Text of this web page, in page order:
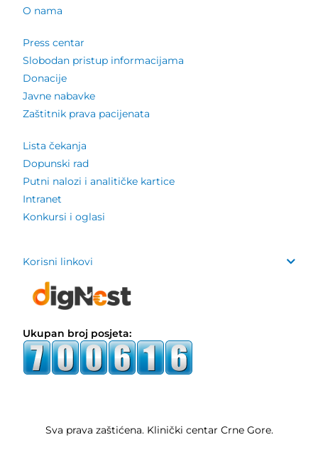
O nama
Press centar
Slobodan pristup informacijama
Donacije
Javne nabavke
Zaštitnik prava pacijenata
Lista čekanja
Dopunski rad
Putni nalozi i analitičke kartice
Intranet
Konkursi i oglasi
Korisni linkovi
Ukupan broj posjeta:
Sva prava zaštićena. Klinički centar Crne Gore.